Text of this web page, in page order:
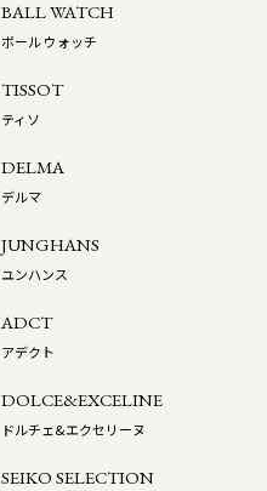
BALL WATCH
ボール ウォッチ
TISSOT
ティソ
DELMA
デルマ
JUNGHANS
ユンハンス
ADCT
アデクト
DOLCE&EXCELINE
ドルチェ&エクセリーヌ
SEIKO SELECTION